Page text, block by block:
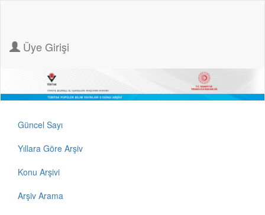
Üye Girişi
Güncel Sayı
Yıllara Göre Arşiv
Konu Arşivi
Arşiv Arama